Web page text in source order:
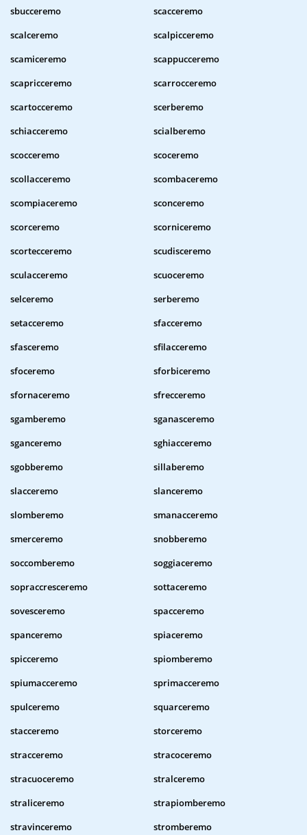
sbucceremo
scacceremo
scalceremo
scalpicceremo
scamiceremo
scappucceremo
scapricceremo
scarrocceremo
scartocceremo
scerberemo
schiacceremo
scialberemo
scocceremo
scoceremo
scollacceremo
scombaceremo
scompiaceremo
sconceremo
scorceremo
scorniceremo
scortecceremo
scudisceremo
sculacceremo
scuoceremo
selceremo
serberemo
setacceremo
sfacceremo
sfasceremo
sfilacceremo
sfoceremo
sforbiceremo
sfornaceremo
sfrecceremo
sgamberemo
sganasceremo
sganceremo
sghiacceremo
sgobberemo
sillaberemo
slacceremo
slanceremo
slomberemo
smanacceremo
smerceremo
snobberemo
soccomberemo
soggiaceremo
sopraccresceremo
sottaceremo
sovesceremo
spacceremo
spanceremo
spiaceremo
spicceremo
spiomberemo
spiumacceremo
sprimacceremo
spulceremo
squarceremo
stacceremo
storceremo
stracceremo
stracoceremo
stracuoceremo
stralceremo
straliceremo
strapiomberemo
stravinceremo
stromberemo